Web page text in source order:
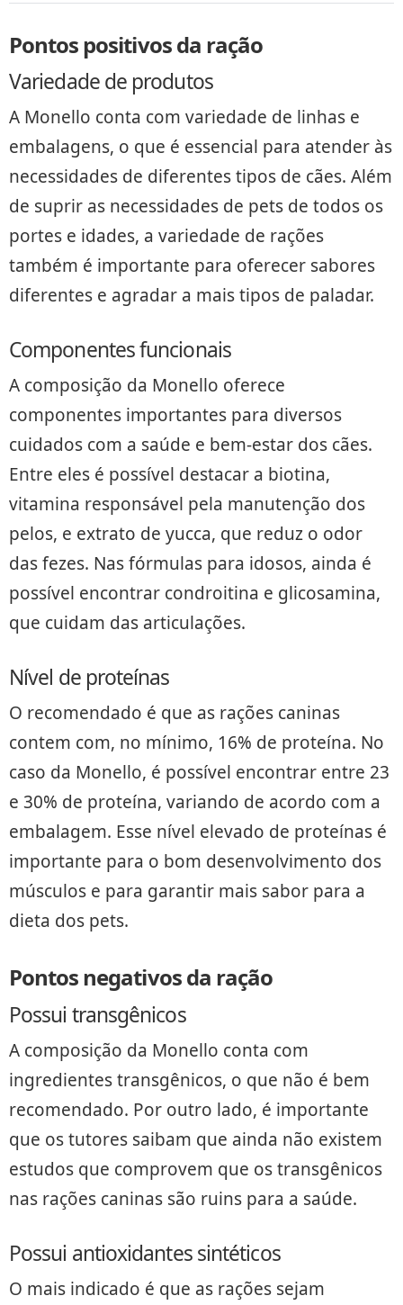
Pontos positivos da ração
Variedade de produtos
A Monello conta com variedade de linhas e
embalagens, o que é essencial para atender às
necessidades de diferentes tipos de cães. Além
de suprir as necessidades de pets de todos os
portes e idades, a variedade de rações
também é importante para oferecer sabores
diferentes e agradar a mais tipos de paladar.
Componentes funcionais
A composição da Monello oferece
componentes importantes para diversos
cuidados com a saúde e bem-estar dos cães.
Entre eles é possível destacar a biotina,
vitamina responsável pela manutenção dos
pelos, e extrato de yucca, que reduz o odor
das fezes. Nas fórmulas para idosos, ainda é
possível encontrar condroitina e glicosamina,
que cuidam das articulações.
Nível de proteínas
O recomendado é que as rações caninas
contem com, no mínimo, 16% de proteína. No
caso da Monello, é possível encontrar entre 23
e 30% de proteína, variando de acordo com a
embalagem. Esse nível elevado de proteínas é
importante para o bom desenvolvimento dos
músculos e para garantir mais sabor para a
dieta dos pets.
Pontos negativos da ração
Possui transgênicos
A composição da Monello conta com
ingredientes transgênicos, o que não é bem
recomendado. Por outro lado, é importante
que os tutores saibam que ainda não existem
estudos que comprovem que os transgênicos
nas rações caninas são ruins para a saúde.
Possui antioxidantes sintéticos
O mais indicado é que as rações sejam